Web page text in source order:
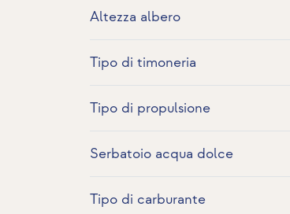
Altezza albero
Tipo di timoneria
Tipo di propulsione
Serbatoio acqua dolce
Tipo di carburante